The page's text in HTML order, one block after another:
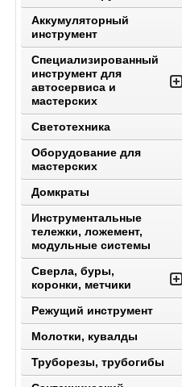
Аккумуляторный
инструмент
Специализированный
инструмент для
автосервиса и
мастерских
Светотехника
Оборудование для
мастерских
Домкраты
Инструментальные
тележки, ложемент,
модульные системы
Сверла, буры,
коронки, метчики
Режущий инструмент
Молотки, кувалды
Труборезы, трубогибы